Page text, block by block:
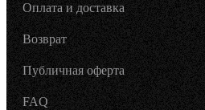
Оплата и доставка
Возврат
Публичная оферта
FAQ